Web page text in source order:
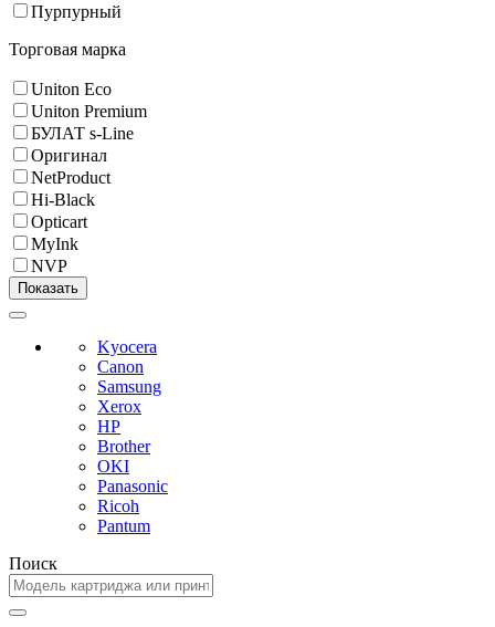
Пурпурный
Торговая марка
Uniton Eco
Uniton Premium
БУЛАТ s-Line
Оригинал
NetProduct
Hi-Black
Opticart
MyInk
NVP
Kyocera
Canon
Samsung
Xerox
HP
Brother
OKI
Panasonic
Ricoh
Pantum
Поиск